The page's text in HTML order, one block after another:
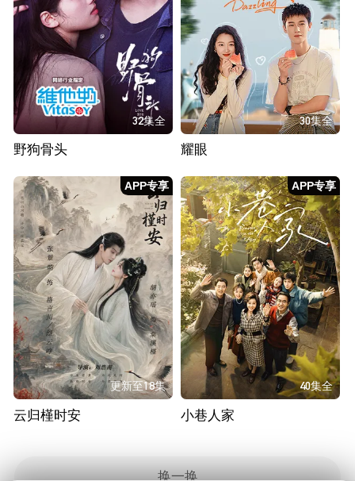
32集全
野狗骨头
30集全
耀眼
APP专享
更新至18集
云归槿时安
APP专享
40集全
小巷人家
换一换